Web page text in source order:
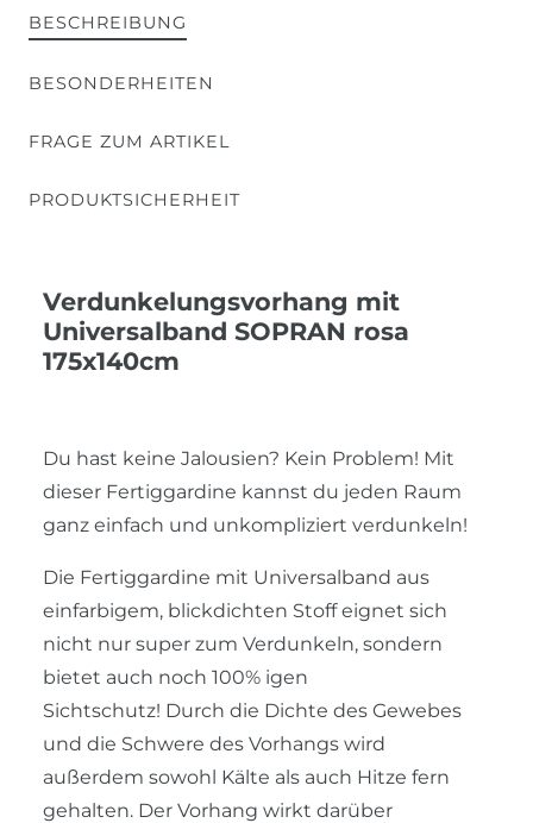
BESCHREIBUNG
BESONDERHEITEN
FRAGE ZUM ARTIKEL
PRODUKTSICHERHEIT
Verdunkelungsvorhang mit
Universalband SOPRAN rosa
175x140cm
Du hast keine Jalousien? Kein Problem! Mit
dieser Fertiggardine kannst du jeden Raum
ganz einfach und unkompliziert verdunkeln!
Die Fertiggardine mit Universalband aus
einfarbigem, blickdichten Stoff eignet sich
nicht nur super zum Verdunkeln, sondern
bietet auch noch 100% igen
Sichtschutz! Durch die Dichte des Gewebes
und die Schwere des Vorhangs wird
außerdem sowohl Kälte als auch Hitze fern
gehalten. Der Vorhang wirkt darüber